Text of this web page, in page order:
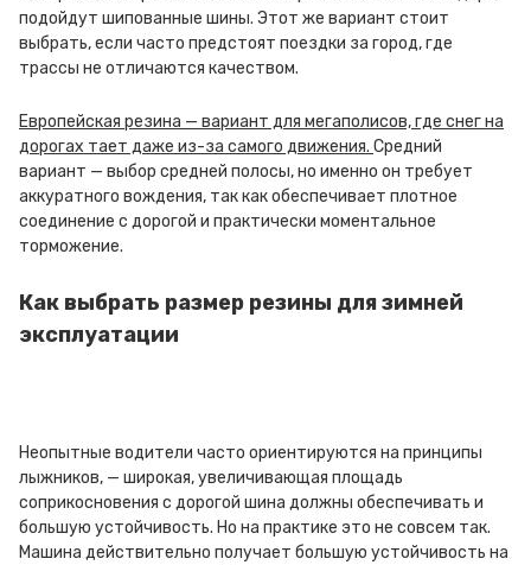
подойдут шипованные шины. Этот же вариант стоит
выбрать, если часто предстоят поездки за город, где
трассы не отличаются качеством.
Европейская резина — вариант для мегаполисов, где снег на
дорогах тает даже из-за самого движения. Средний
вариант — выбор средней полосы, но именно он требует
аккуратного вождения, так как обеспечивает плотное
соединение с дорогой и практически моментальное
торможение.
Как выбрать размер резины для зимней
эксплуатации
Неопытные водители часто ориентируются на принципы
лыжников, — широкая, увеличивающая площадь
соприкосновения с дорогой шина должны обеспечивать и
большую устойчивость. Но на практике это не совсем так.
Машина действительно получает большую устойчивость на